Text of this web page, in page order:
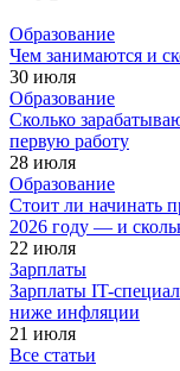
Образование
Чем занимаются и
30 июля
Образование
Сколько
первую работу
28 июля
Образование
Стоит ли начинать
2026 году — и
22 июля
Зарплаты
Зарплаты IT-
ниже инфляции
21 июля
Все статьи